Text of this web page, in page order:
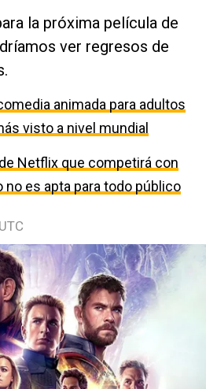
la próxima película de
ver regresos de
animada para adultos
visto a nivel mundial
Netflix que competirá con
no es apta para todo público